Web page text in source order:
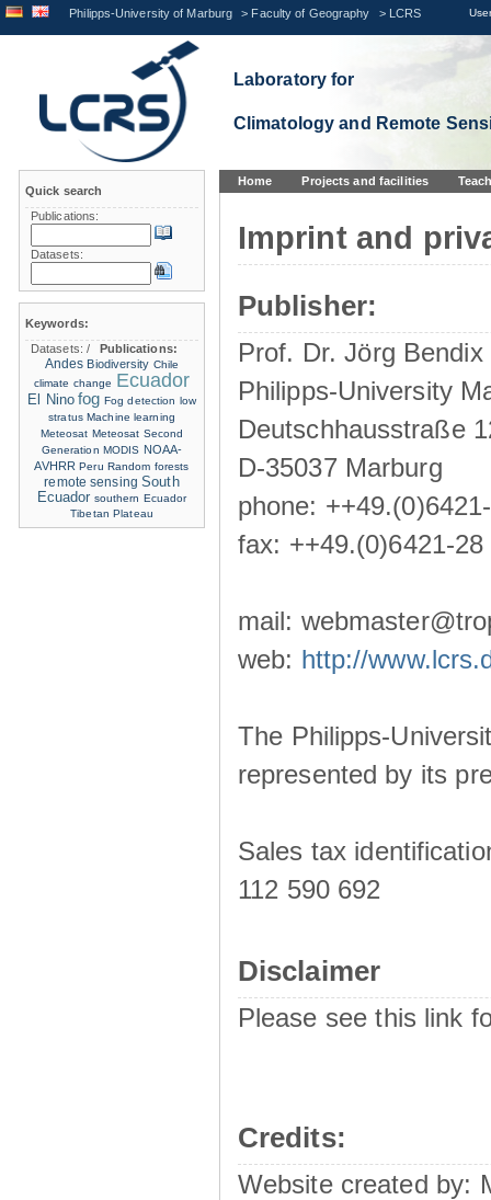
Philipps-University of Marburg > Faculty of Geography > LCRS
Laboratory for
Climatology and Remote
Home Projects and facilities
Imprint and
Publisher:
Prof. Dr. Jörg Bendix
Philipps-University
Deutschhausstraße
D-35037 Marburg
phone:
fax: ++49.(0)6421-28
mail:
web: http://
The Philipps-
represented by its
Sales tax
112 590 692
Disclaimer
Please see this link
Credits:
Website created by:
Quick search
Publications:
Datasets:
Keywords:
Datasets:/
Publications:
Andes Biodiversity Chile
climate change Ecuador
El Nino fog Fog detection low
stratus Machine learning
Meteosat Meteosat Second
Generation MODIS NOAA-
AVHRR Peru Random forests
remote sensing South
Ecuador southern Ecuador
Tibetan Plateau